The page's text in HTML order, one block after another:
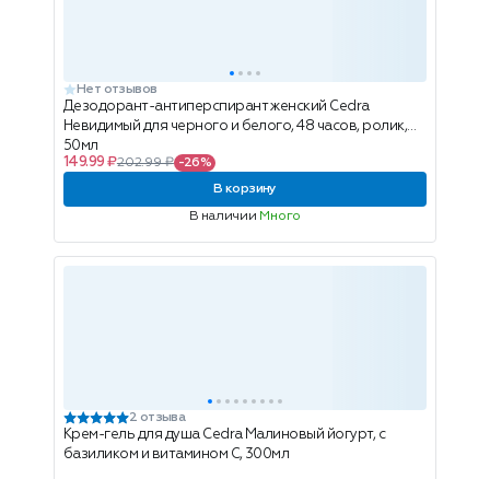
Нет отзывов
Дезодорант-антиперспирант женский Cedra
Невидимый для черного и белого, 48 часов, ролик,
50мл
149.99 ₽202.99 ₽ -26%
В корзину
В наличии Много
2 отзыва
Крем-гель для душа Cedra Малиновый йогурт, с
базиликом и витамином С, 300мл